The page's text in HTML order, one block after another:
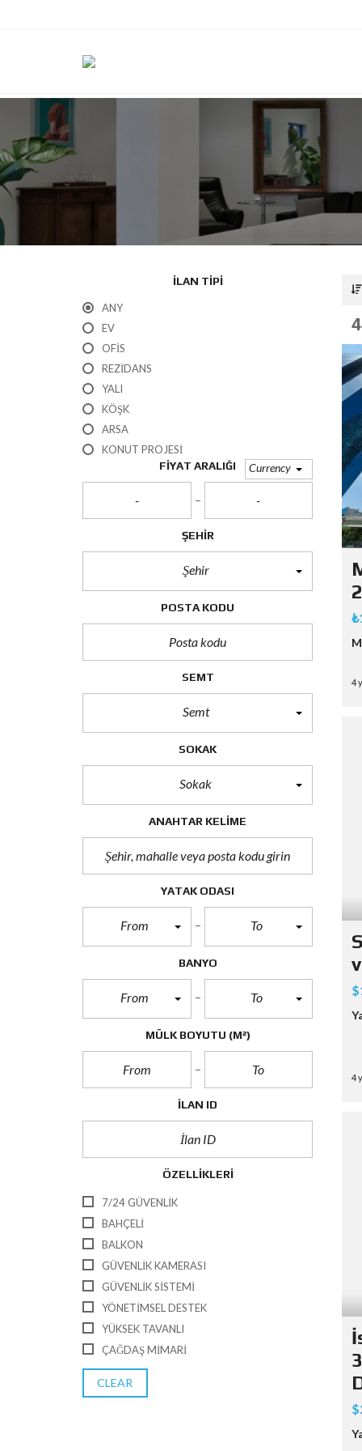
ILAN TIPI
ANY
EV
OFIS
REZIDANS
YALI
KÖŞK
ARSA
KONUT PROJESI
FIYAT ARALIĞI
Currency
ŞEHIR
Şehir
POSTA KODU
SEMT
Semt
SOKAK
Sokak
ANAHTAR KELIME
YATAK ODASI
From To
BANYO
From To
MÜLK BOYUTU (M²)
İLAN ID
ÖZELLIKLERI
7/24 GÜVENLIK
BAHÇELI
BALKON
GÜVENLIK KAMERASI
GÜVENLIK SISTEMI
YÖNETIMSEL DESTEK
YÜKSEK TAVANLI
ÇAĞDAŞ MIMARI
CLEAR
4
4